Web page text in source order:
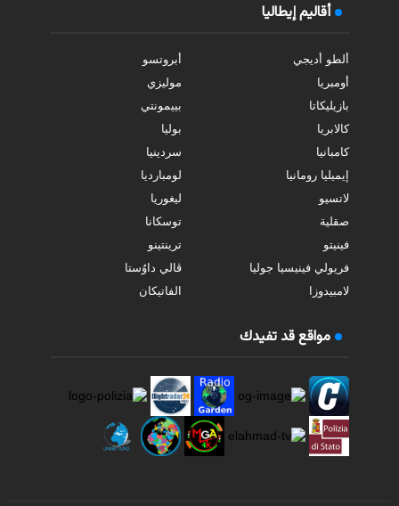
أقاليم إيطاليا
ألطو أديجي
أبروتسو
أومبريا
موليزي
بازيليكاتا
بييمونتي
كالابريا
بوليا
كامبانيا
سردينيا
إيميليا رومانيا
لومبارديا
لاتسيو
ليغوريا
صقلية
توسكانا
فينيتو
ترينتينو
فريولي فينيسيا جوليا
ڤالي داوُستا
لامبيدوزا
الفاتيكان
مواقع قد تفيدك